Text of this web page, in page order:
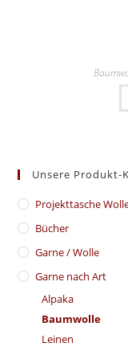
Unsere Produkt-
​Projekttasche
Bücher
Garne / Wolle
Garne nach Art
Alpaka
Baumwolle
Leinen